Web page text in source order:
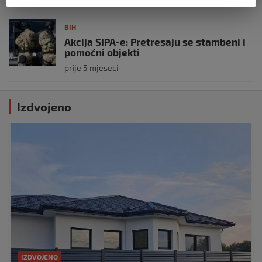
BIH
Akcija SIPA-e: Pretresaju se stambeni i
pomoćni objekti
prije 5 mjeseci
Izdvojeno
IZDVOJENO